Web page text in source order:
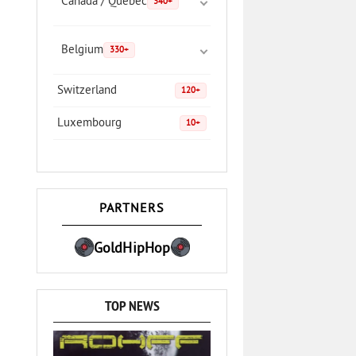
Belgium 330+
Switzerland 120+
Luxembourg 10+
PARTNERS
GoldHipHop
TOP NEWS